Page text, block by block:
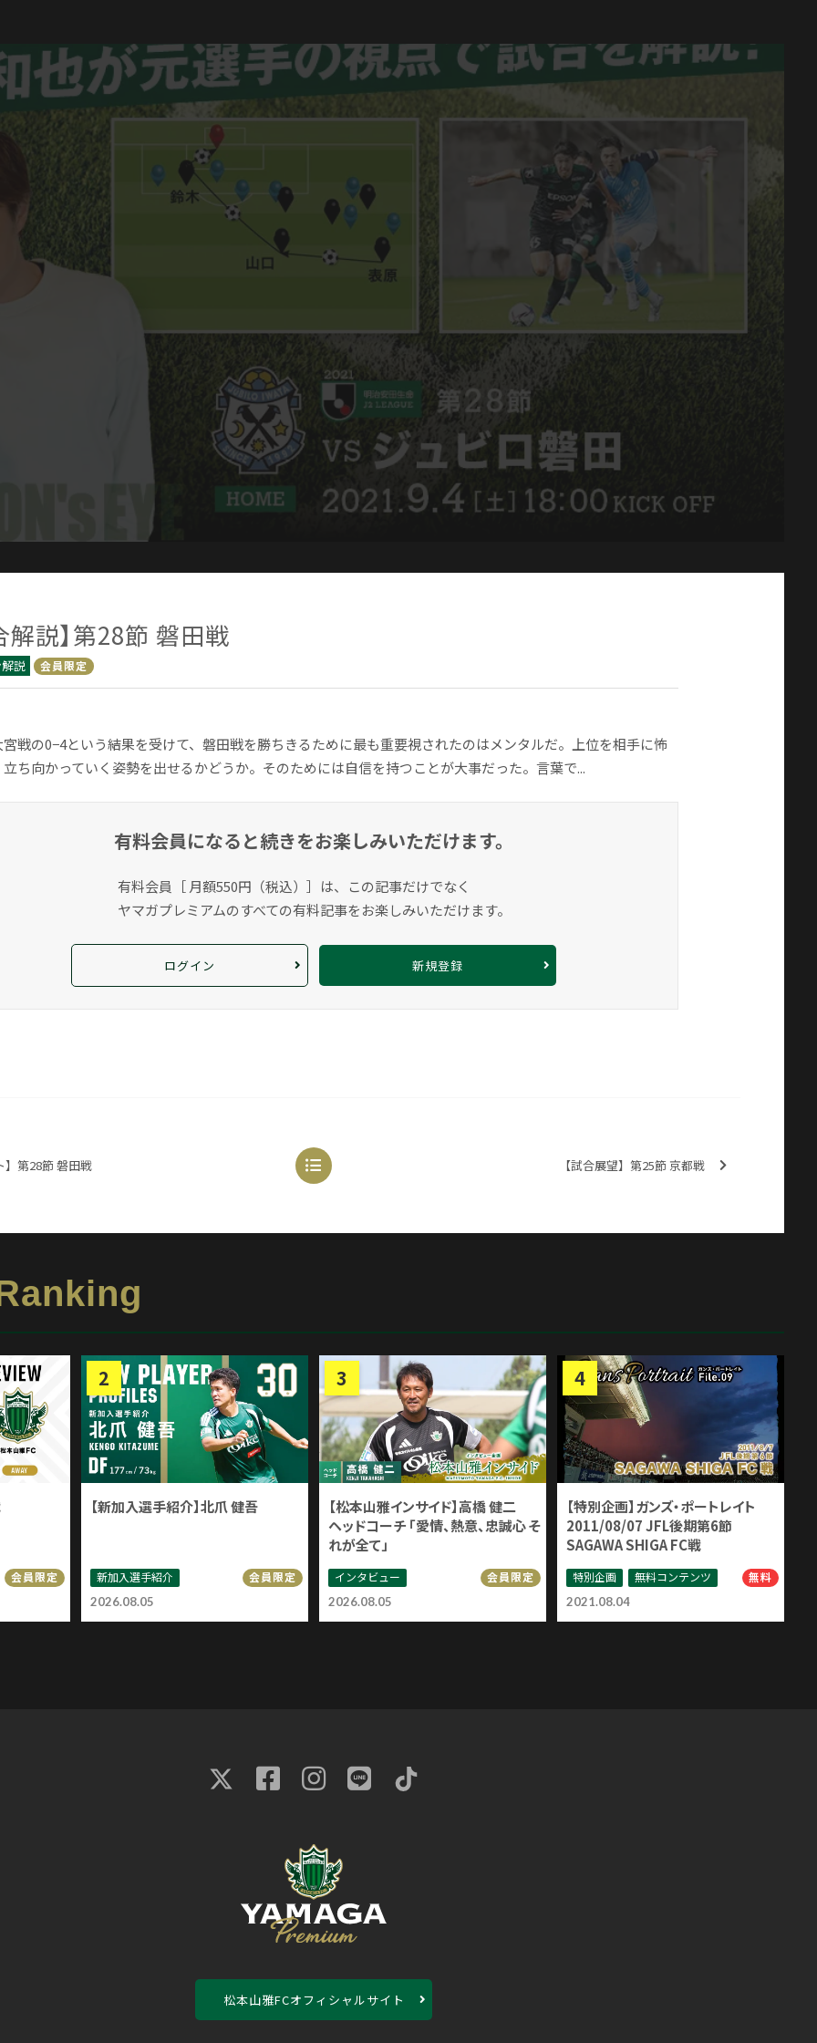
解説】第28節 磐田戦
説 会員限定
戦の0−4という結果を受けて、磐田戦を勝ちきるために最も重要視されたのはメンタルだ。上位を相手に怖
ち向かっていく姿勢を出せるかどうか。そのためには自信を持つことが大事だった。言葉で...
有料会員になると続きをお楽しみいただけます。
有料会員［ 月額550円（税込）］は、この記事だけでなく
ヤマガプレミアムのすべての有料記事をお楽しみいただけます。
ログイン 新規登録
】第28節 磐田戦 【試合展望】第25節 京都戦
会員限定
2026.08.05
【新加入選手紹介】北爪 健吾
新加入選手紹介 会員限定
2026.08.05
【松本山雅インサイド】高橋 健二
ヘッドコーチ 「愛情、熱意、忠誠心 そ
れが全て」
インタビュー 会員限定
2021.08.04
【特別企画】ガンズ・ポートレイト
2011/08/07 JFL後期第6節
SAGAWA SHIGA FC戦
特別企画 無料コンテンツ 無料
松本山雅FCオフィシャルサイト